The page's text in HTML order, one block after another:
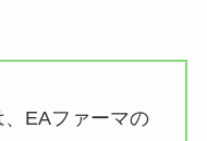
EAファーマの